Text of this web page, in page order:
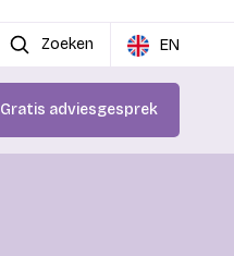
Zoeken EN
Gratis adviesgesprek